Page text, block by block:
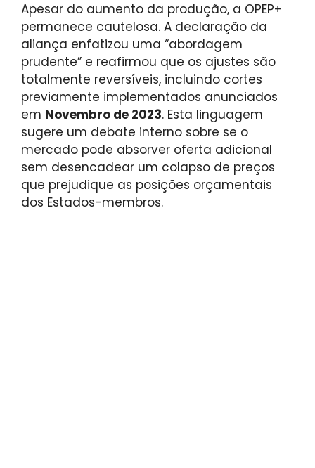
Apesar do aumento da produção, a OPEP+
permanece cautelosa. A declaração da
aliança enfatizou uma “abordagem
prudente” e reafirmou que os ajustes são
totalmente reversíveis, incluindo cortes
previamente implementados anunciados
em Novembro de 2023. Esta linguagem
sugere um debate interno sobre se o
mercado pode absorver oferta adicional
sem desencadear um colapso de preços
que prejudique as posições orçamentais
dos Estados-membros.